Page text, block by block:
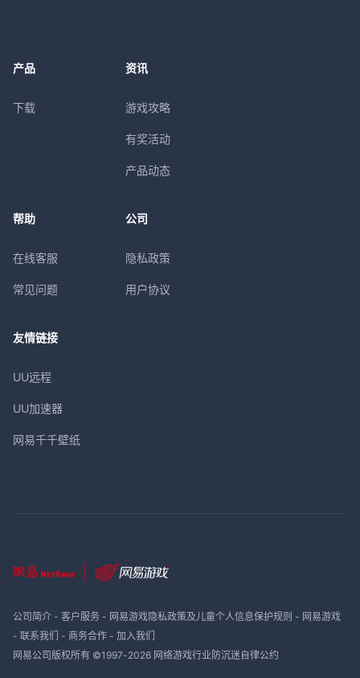
产品
下载
资讯
游戏攻略
有奖活动
产品动态
帮助
在线客服
常见问题
公司
隐私政策
用户协议
友情链接
UU远程
UU加速器
网易千千壁纸
公司简介- 客户服务- 网易游戏隐私政策及儿童个人信息保护规则 - 网易游戏
- 联系我们 - 商务合作- 加入我们
网易公司版权所有 ©1997-2026 网络游戏行业防沉迷自律公约